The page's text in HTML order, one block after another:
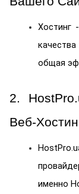
Хостинг
общая
2.
Веб-
именно